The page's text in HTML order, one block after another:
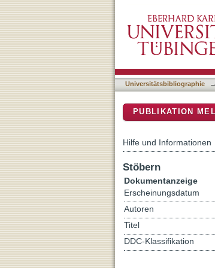
Perfluorinated
Cobalt Atom
Universitätsbibliographie →
PUBLIKATION
Hilfe und Informationen
Stöbern
Dokumentanzeige
Erscheinungsdatum
Autoren
Titel
DDC-Klassifikation